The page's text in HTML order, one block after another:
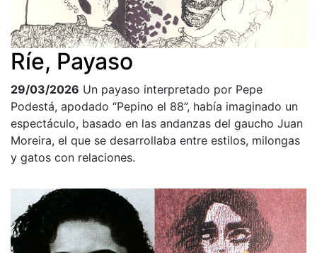
Ríe, Payaso
29/03/2026 Un payaso interpretado por Pepe
Podestá, apodado “Pepino el 88”, había imaginado un
espectáculo, basado en las andanzas del gaucho Juan
Moreira, el que se desarrollaba entre estilos, milongas
y gatos con relaciones.